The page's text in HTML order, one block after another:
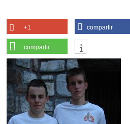
+1 compartir
compartir